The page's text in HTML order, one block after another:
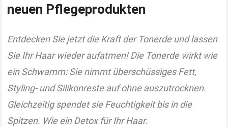
neuen Pflegeprodukten
Entdecken Sie jetzt die Kraft der Tonerde und lassen
Sie Ihr Haar wieder aufatmen! Die Tonerde wirkt wie
ein Schwamm: Sie nimmt überschüssiges Fett,
Styling- und Silikonreste auf ohne auszutrocknen.
Gleichzeitig spendet sie Feuchtigkeit bis in die
Spitzen. Wie ein Detox für Ihr Haar.